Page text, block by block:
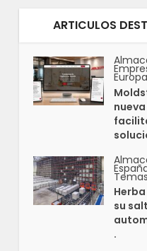
ARTICULOS
Europa
Temas
su
.